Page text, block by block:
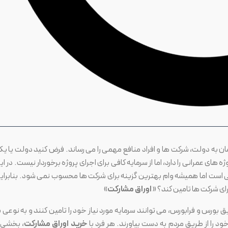
به دولت، شرکت ها و افراد منافع مهمی را می رساند. فرض کنید دولت یا
عمرانی را دارد، اما از سرمایه کافی برای اجرای پروژه برخوردار نیست. در
است اما همیشه وام بهترین گزینه برای شرکت ها محسوب نمی شود.
شرکت ها تامین کند؟ «اوراق مشارکت»
بورس و فرابورس، می توانند سرمایه مورد نیاز خود را تامین کنند و به نوعی
را از طریق مردم به دست بیاورند. هر فرد باخرید اوراق مشارکت، بخشی